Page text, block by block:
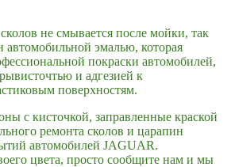
не смывается после мойки, так
автомобильной эмалью, которая
покраски автомобилей,
и адгезией к
поверхностям.
с кисточкой, заправленные краской
ремонта сколов и царапин
автомобилей JAGUAR.
цвета, просто сообщите нам и мы